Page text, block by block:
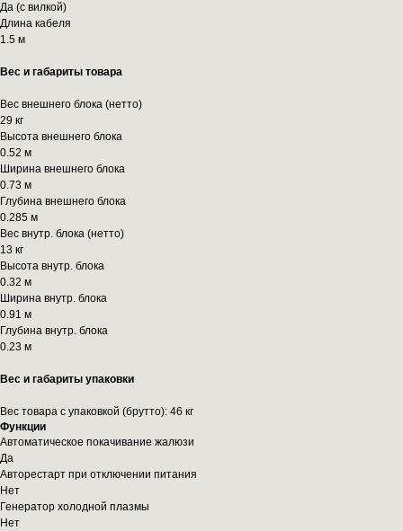
Да (с вилкой)
Длина кабеля
1.5 м
Вес и габариты товара
Вес внешнего блока (нетто)
29 кг
Высота внешнего блока
0.52 м
Ширина внешнего блока
0.73 м
Глубина внешнего блока
0.285 м
Вес внутр. блока (нетто)
13 кг
Высота внутр. блока
0.32 м
Ширина внутр. блока
0.91 м
Глубина внутр. блока
0.23 м
Вес и габариты упаковки
Вес товара с упаковкой (брутто): 46 кг
Функции
Автоматическое покачивание жалюзи
Да
Авторестарт при отключении питания
Нет
Генератор холодной плазмы
Нет